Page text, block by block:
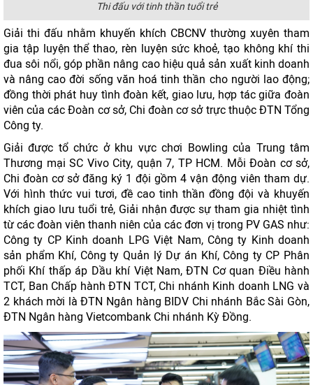
Thi đấu với tinh thần tuổi trẻ
Giải thi đấu nhằm khuyến khích CBCNV thường xuyên tham
gia tập luyện thể thao, rèn luyện sức khoẻ, tạo không khí thi
đua sôi nổi, góp phần nâng cao hiệu quả sản xuất kinh doanh
và nâng cao đời sống văn hoá tinh thần cho người lao động;
đồng thời phát huy tình đoàn kết, giao lưu, hợp tác giữa đoàn
viên của các Đoàn cơ sở, Chi đoàn cơ sở trực thuộc ĐTN Tổng
Công ty.
Giải được tổ chức ở khu vực chơi Bowling của Trung tâm
Thương mại SC Vivo City, quận 7, TP HCM. Mỗi Đoàn cơ sở,
Chi đoàn cơ sở đăng ký 1 đội gồm 4 vận động viên tham dự.
Với hình thức vui tươi, đề cao tinh thần đồng đội và khuyến
khích giao lưu tuổi trẻ, Giải nhận được sự tham gia nhiệt tình
từ các đoàn viên thanh niên của các đơn vị trong PV GAS như:
Công ty CP Kinh doanh LPG Việt Nam, Công ty Kinh doanh
sản phẩm Khí, Công ty Quản lý Dự án Khí, Công ty CP Phân
phối Khí thấp áp Dầu khí Việt Nam, ĐTN Cơ quan Điều hành
TCT, Ban Chấp hành ĐTN TCT, Chi nhánh Kinh doanh LNG và
2 khách mời là ĐTN Ngân hàng BIDV Chi nhánh Bắc Sài Gòn,
ĐTN Ngân hàng Vietcombank Chi nhánh Kỳ Đồng.